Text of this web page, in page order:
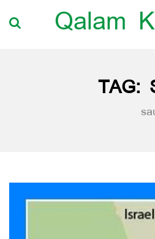
Qalam
TAG: